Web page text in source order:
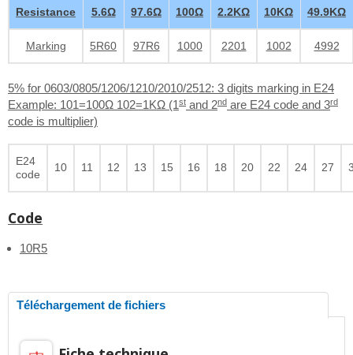
Resistance 5.6Ω 97.6Ω 100Ω 2.2KΩ 10KΩ 49.9KΩ
Marking 5R60 97R6 1000 2201 1002 4992
5% for 0603/0805/1206/1210/2010/2512: 3 digits marking in E24
Example: 101=100Ω 102=1KΩ (1st and 2nd are E24 code and 3rd
code is multiplier)
E24
code
10 11 12 13 15 16 18 20 22 24 27
Code
10R5
Téléchargement de fichiers